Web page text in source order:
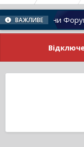
ВАЖЛИВЕ
Новини Форуму